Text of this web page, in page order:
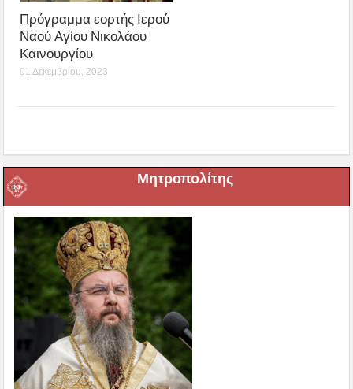
Πρόγραμμα εορτής Ιερού
Ναού Αγίου Νικολάου
Καινουργίου
01 Δεκεμβρίου, 2023
Μητροπολίτης